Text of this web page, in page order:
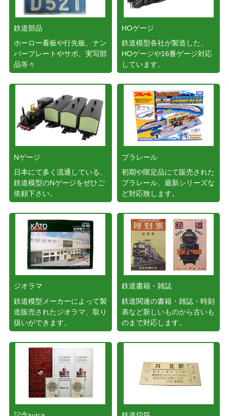
鉄道部品
ホーロー看板や行先板、ナン
バープレートやサボ、実写部
品等々
HOゲージ
鉄道模型各社が製造した、
HOゲージや16番ゲージ対応
しています。
Nゲージ
日本にて多く流通している、
鉄道模型のNゲージをぜひご
依頼下さい。
プラレール
初期や限定品にて販売された
プラレール、最新シリーズな
ど対応致します。
ジオラマ
鉄道模型メーカーによって製
造販売されたジオラマ、取り
扱いができます。
鉄道書籍・雑誌
鉄道関連の書籍・雑誌・時刻
表など新しいものから古いも
のまで対応します。